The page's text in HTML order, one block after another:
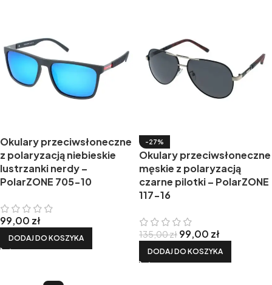
Okulary przeciwsłoneczne
z polaryzacją niebieskie
lustrzanki nerdy –
PolarZONE 705-10
99,00 zł
DODAJ DO KOSZYKA
-27%
Okulary przeciwsłoneczne
męskie z polaryzacją
czarne pilotki – PolarZONE
117-16
135,00zł 99,00 zł
DODAJ DO KOSZYKA